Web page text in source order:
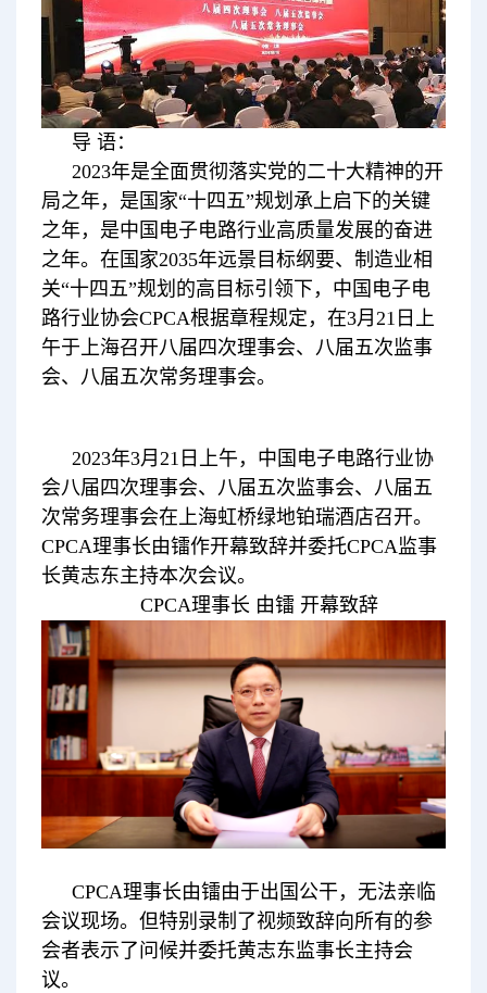
导 语：
2023年是全面贯彻落实党的二十大精神的开
局之年，是国家“十四五”规划承上启下的关键
之年，是中国电子电路行业高质量发展的奋进
之年。在国家2035年远景目标纲要、制造业相
关“十四五”规划的高目标引领下，中国电子电
路行业协会CPCA根据章程规定，在3月21日上
午于上海召开八届四次理事会、八届五次监事
会、八届五次常务理事会。
2023年3月21日上午，中国电子电路行业协
会八届四次理事会、八届五次监事会、八届五
次常务理事会在上海虹桥绿地铂瑞酒店召开。
CPCA理事长由镭作开幕致辞并委托CPCA监事
长黄志东主持本次会议。
CPCA理事长 由镭 开幕致辞
CPCA理事长由镭由于出国公干，无法亲临
会议现场。但特别录制了视频致辞向所有的参
会者表示了问候并委托黄志东监事长主持会
议。